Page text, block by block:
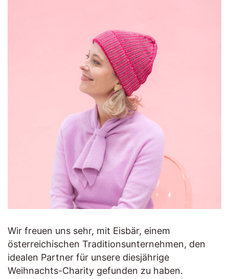
Wir freuen uns sehr, mit Eisbär, einem
österreichischen Traditionsunternehmen, den
idealen Partner für unsere diesjährige
Weihnachts-Charity gefunden zu haben.